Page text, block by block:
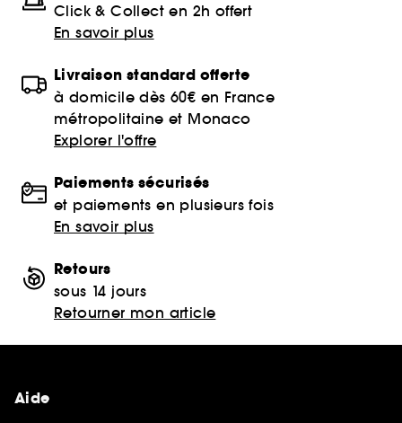
Click & Collect en 2h offert
En savoir plus
Livraison standard offerte
à domicile dès 60€ en France
métropolitaine et Monaco
Explorer l'offre
Paiements sécurisés
et paiements en plusieurs fois
En savoir plus
Retours
sous 14 jours
Retourner mon article
Aide